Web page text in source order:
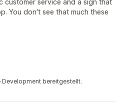
customer service and a sign that
You don't see that much these
bereitgestellt.